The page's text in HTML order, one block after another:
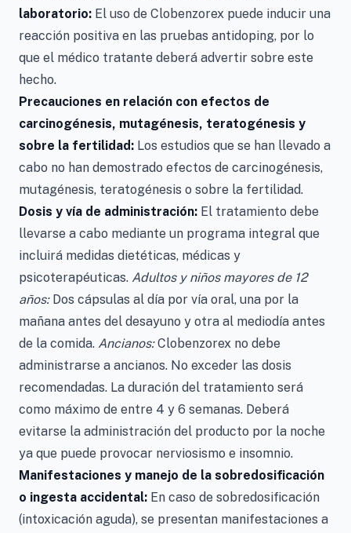
laboratorio: El uso de Clobenzorex puede inducir una
reacción positiva en las pruebas antidoping, por lo
que el médico tratante deberá advertir sobre este
hecho.
Precauciones en relación con efectos de
carcinogénesis, mutagénesis, teratogénesis y
sobre la fertilidad: Los estudios que se han llevado a
cabo no han demostrado efectos de carcinogénesis,
mutagénesis, teratogénesis o sobre la fertilidad.
Dosis y vía de administración: El tratamiento debe
llevarse a cabo mediante un programa integral que
incluirá medidas dietéticas, médicas y
psicoterapéuticas. Adultos y niños mayores de 12
años: Dos cápsulas al día por vía oral, una por la
mañana antes del desayuno y otra al mediodía antes
de la comida. Ancianos:Clobenzorex no debe
administrarse a ancianos. No exceder las dosis
recomendadas. La duración del tratamiento será
como máximo de entre 4 y 6 semanas. Deberá
evitarse la administración del producto por la noche
ya que puede provocar nerviosismo e insomnio.
Manifestaciones y manejo de la sobredosificación
o ingesta accidental: En caso de sobredosificación
(intoxicación aguda), se presentan manifestaciones a